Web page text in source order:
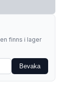
finns i lager
Bevaka